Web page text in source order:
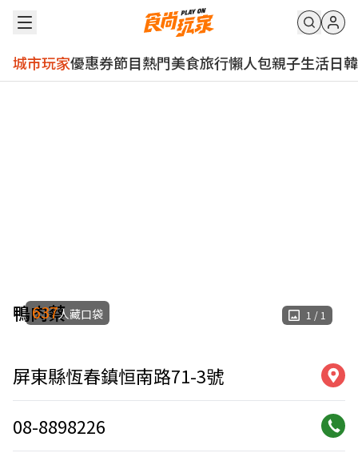
城市玩家優惠券節目熱門美食旅行懶人包親子生活日韓
鴨肉蔡 1 / 1
637人藏口袋
屏東縣恆春鎮恒南路71-3號
08-8898226